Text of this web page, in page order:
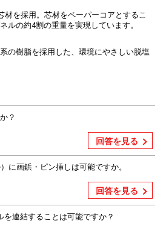
材を採用。芯材をペーパーコアとするこ
ルの約4割の重量を実現しています。
の樹脂を採用した、環境にやさしい脱塩
？
回答を見る
に画鋲・ピン挿しは可能ですか。
回答を見る
を連結することは可能ですか？